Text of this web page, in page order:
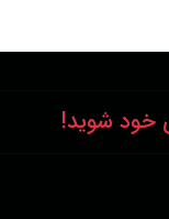
خود شوید!